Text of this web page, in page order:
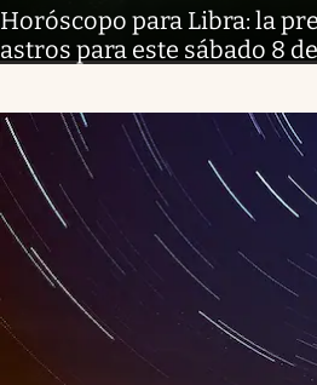
Horóscopo para Libra: la
astros para este sábado 8